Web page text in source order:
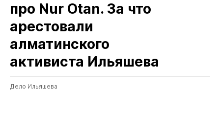
про Nur Otan. За что
арестовали
алматинского
активиста Ильяшева
Дело Ильяшева